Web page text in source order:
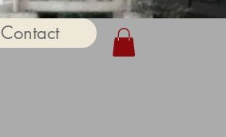
Contact